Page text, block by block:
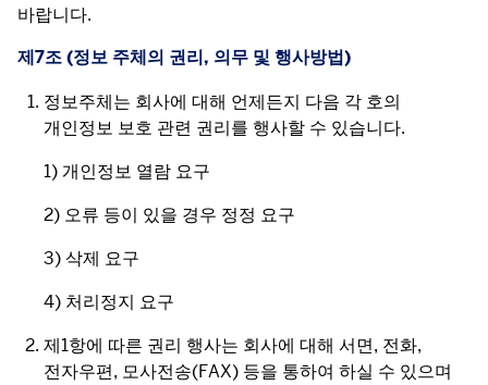
바랍니다.
제7조 (정보 주체의 권리, 의무 및 행사방법)
정보주체는 회사에 대해 언제든지 다음 각 호의
개인정보 보호 관련 권리를 행사할 수 있습니다.
1) 개인정보 열람 요구
2) 오류 등이 있을 경우 정정 요구
3) 삭제 요구
4) 처리정지 요구
제1항에 따른 권리 행사는 회사에 대해 서면, 전화,
전자우편, 모사전송(FAX) 등을 통하여 하실 수 있으며